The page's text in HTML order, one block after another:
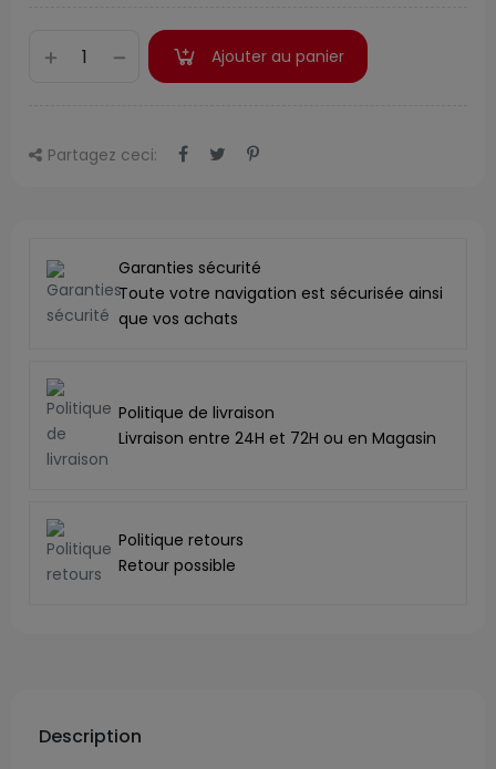
Ajouter au panier
Partagez ceci:
Garanties sécurité
Toute votre navigation est sécurisée ainsi
que vos achats
Politique de livraison
Livraison entre 24H et 72H ou en Magasin
Politique retours
Retour possible
Description